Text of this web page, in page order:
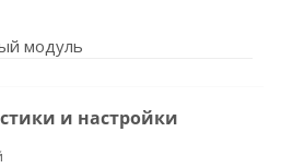
модуль
и настройки